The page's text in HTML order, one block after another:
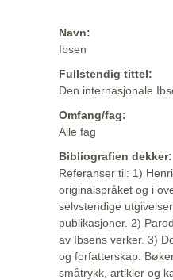
Navn:
Ibsen
Fullstendig tittel:
Den internasjonale
Omfang/fag:
Alle fag
Bibliografien dekker:
Referanser til: 1)
originalspråket og i
selvstendige
publikasjoner. 2)
av Ibsens verker. 3)
og forfatterskap:
småtrykk, artikler og